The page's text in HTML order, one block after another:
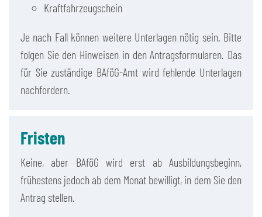
Kraftfahrzeugschein
Je nach Fall können weitere Unterlagen nötig sein. Bitte
folgen Sie den Hinweisen in den Antragsformularen. Das
für Sie zuständige BAföG-Amt wird fehlende Unterlagen
nachfordern.
Fristen
Keine, aber BAföG wird erst ab Ausbildungsbeginn,
frühestens jedoch ab dem Monat bewilligt, in dem Sie den
Antrag stellen.